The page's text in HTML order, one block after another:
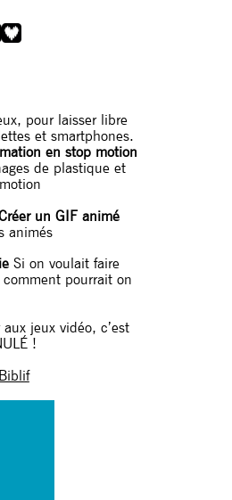
pour laisser libre
et smartphones.
en stop motion
de plastique et
un GIF animé
animés
Si on voulait faire
pourrait on
aux jeux vidéo, c’est
!
Biblif